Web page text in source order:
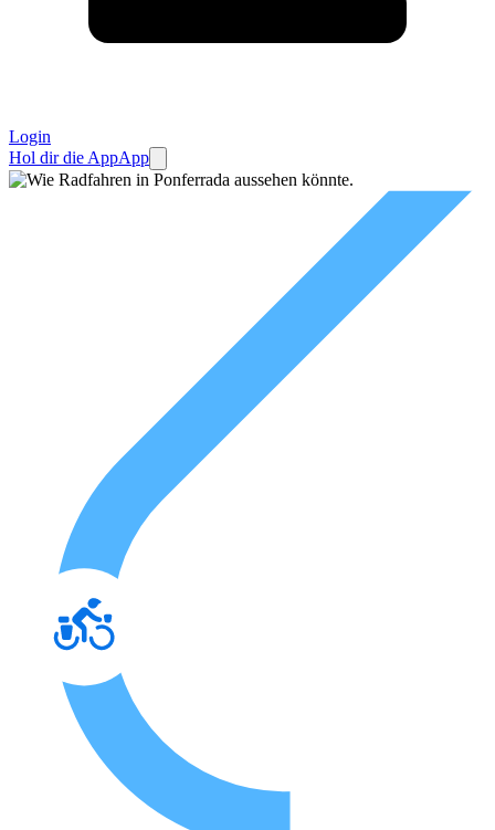
Login
Hol dir die AppApp